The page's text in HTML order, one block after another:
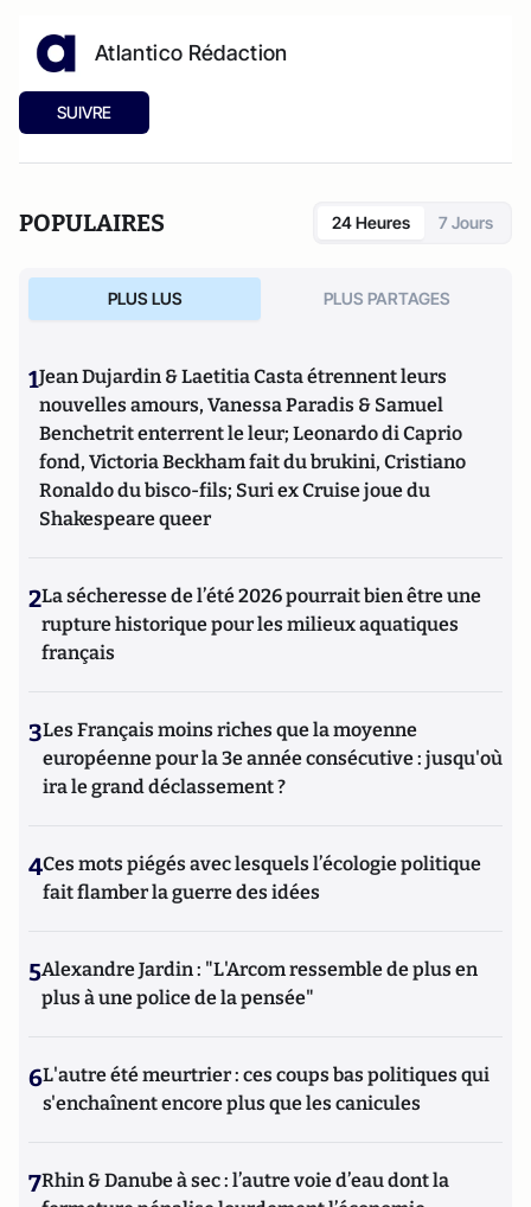
Atlantico Rédaction
SUIVRE
POPULAIRES 24 Heures 7 Jours
PLUS LUS PLUS PARTAGES
1Jean Dujardin & Laetitia Casta étrennent leurs
nouvelles amours, Vanessa Paradis & Samuel
Benchetrit enterrent le leur; Leonardo di Caprio
fond, Victoria Beckham fait du brukini, Cristiano
Ronaldo du bisco-fils; Suri ex Cruise joue du
Shakespeare queer
2La sécheresse de l’été 2026 pourrait bien être une
rupture historique pour les milieux aquatiques
français
3Les Français moins riches que la moyenne
européenne pour la 3e année consécutive : jusqu'où
ira le grand déclassement ?
4Ces mots piégés avec lesquels l’écologie politique
fait flamber la guerre des idées
5Alexandre Jardin : "L'Arcom ressemble de plus en
plus à une police de la pensée"
6L'autre été meurtrier : ces coups bas politiques qui
s'enchaînent encore plus que les canicules
7Rhin & Danube à sec : l’autre voie d’eau dont la